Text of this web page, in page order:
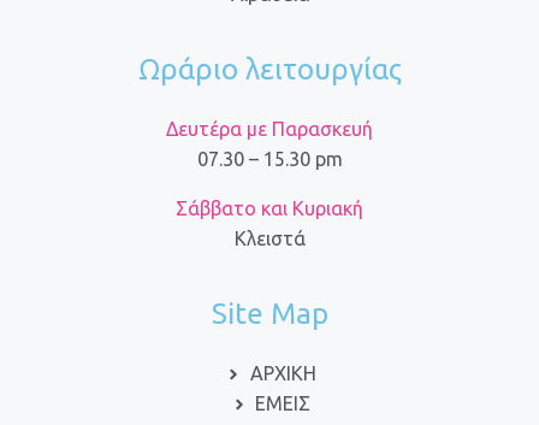
Ωράριο λειτουργίας
Δευτέρα με Παρασκευή
07.30 – 15.30 pm
Σάββατο και Κυριακή
Κλειστά
Site Map
ΑΡΧΙΚΗ
ΕΜΕΙΣ